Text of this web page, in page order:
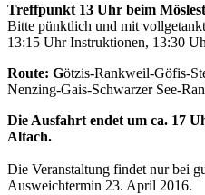
Treffpunkt 13 Uhr beim
Bitte pünktlich und mit
13:15 Uhr Instruktionen, 13:30
Route: Götzis-Rankweil-Göfis-
Nenzing-Gais-Schwarzer See-
Die Ausfahrt endet um ca. 17
Altach.
Die Veranstaltung findet nur bei
Ausweichtermin 23. April 2016.